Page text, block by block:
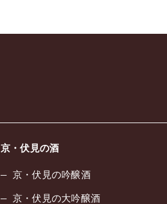
京・伏見の酒
京・伏見の吟醸酒
京・伏見の大吟醸酒